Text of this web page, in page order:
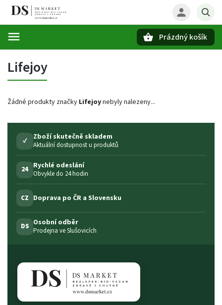
Prázdný košík
Lifejoy
Žádné produkty značky Lifejoynebyly nalezeny...
✓ Zboží skutečně skladem
Aktuální dostupnost u produktů
24 Rychlé odeslání
Obvykle do 24 hodin
CZ Doprava po ČR a Slovensku
DS Osobní odběr
Prodejna ve Slušovicích